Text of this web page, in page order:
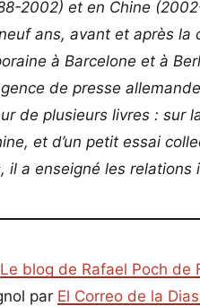
2002) et en Chine
ans, avant et après la
à Barcelone et à
de presse
de plusieurs livres : sur
et d’un petit essai
il a enseigné les relations
Le blog de Rafael Poch de
par El Correo de la